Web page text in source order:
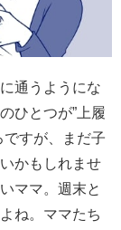
通うようにな
ひとつが”上履
ですが、まだ子
かもしれませ
ママ。週末と
ね。ママたち